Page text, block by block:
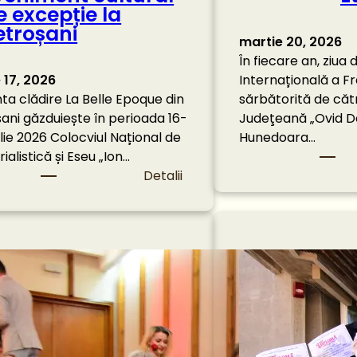
excepție la
2026
clădire La Belle Epoque din
găzduiește în perioada 16-
2026 Colocviul Național de
și Eseu „Ion…
Detalii:
v
n
martie 20, 2026
În fiecare an, ziua
Internațională a
sărbătorită de
Judeţeană „Ovid
Hunedoara…